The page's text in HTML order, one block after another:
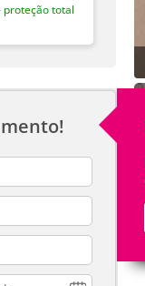
proteção total